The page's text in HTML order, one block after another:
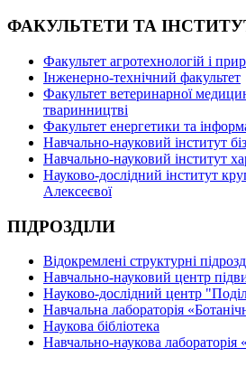
ФАКУЛЬТЕТИ ТА
Факультет агротехнологій і
Інженерно-технічний факультет
Факультет ветеринарної
тваринництві
Факультет енергетики та
Навчально-науковий інститут
Навчально-науковий інститут
Науково-дослідний інститут
Алексеєвої
ПІДРОЗДІЛИ
Відокремлені структурні
Навчально-науковий центр
Науково-дослідний центр
Навчальна лабораторія
Наукова бібліотека
Навчально-наукова